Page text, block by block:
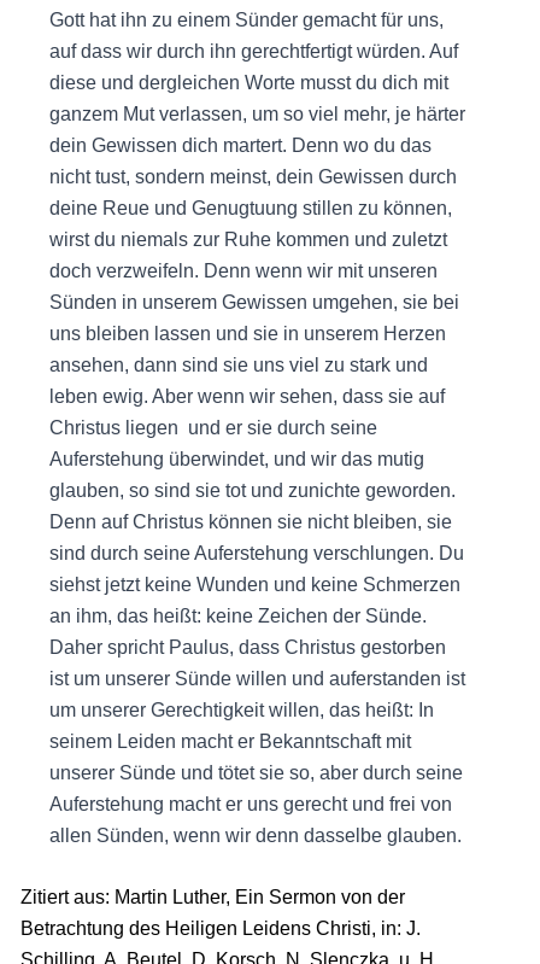
Gott hat ihn zu einem Sünder gemacht für uns,
auf dass wir durch ihn gerechtfertigt würden. Auf
diese und dergleichen Worte musst du dich mit
ganzem Mut verlassen, um so viel mehr, je härter
dein Gewissen dich martert. Denn wo du das
nicht tust, sondern meinst, dein Gewissen durch
deine Reue und Genugtuung stillen zu können,
wirst du niemals zur Ruhe kommen und zuletzt
doch verzweifeln. Denn wenn wir mit unseren
Sünden in unserem Gewissen umgehen, sie bei
uns bleiben lassen und sie in unserem Herzen
ansehen, dann sind sie uns viel zu stark und
leben ewig. Aber wenn wir sehen, dass sie auf
Christus liegen und er sie durch seine
Auferstehung überwindet, und wir das mutig
glauben, so sind sie tot und zunichte geworden.
Denn auf Christus können sie nicht bleiben, sie
sind durch seine Auferstehung verschlungen. Du
siehst jetzt keine Wunden und keine Schmerzen
an ihm, das heißt: keine Zeichen der Sünde.
Daher spricht Paulus, dass Christus gestorben
ist um unserer Sünde willen und auferstanden ist
um unserer Gerechtigkeit willen, das heißt: In
seinem Leiden macht er Bekanntschaft mit
unserer Sünde und tötet sie so, aber durch seine
Auferstehung macht er uns gerecht und frei von
allen Sünden, wenn wir denn dasselbe glauben.
Zitiert aus: Martin Luther, Ein Sermon von der
Betrachtung des Heiligen Leidens Christi, in: J.